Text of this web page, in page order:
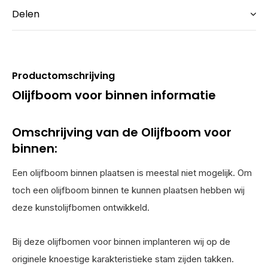
Delen
Productomschrijving
Olijfboom voor binnen informatie
Omschrijving van de Olijfboom voor
binnen:
Een olijfboom binnen plaatsen is meestal niet mogelijk. Om
toch een olijfboom binnen te kunnen plaatsen hebben wij
deze kunstolijfbomen ontwikkeld.
Bij deze olijfbomen voor binnen implanteren wij op de
originele knoestige karakteristieke stam zijden takken.